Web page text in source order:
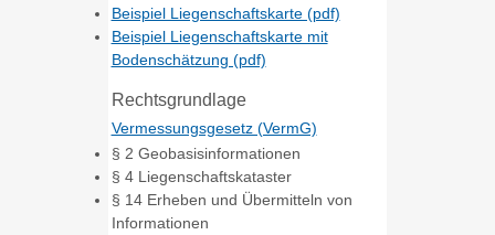
Beispiel Liegenschaftskarte (pdf)
Beispiel Liegenschaftskarte mit
Bodenschätzung (pdf)
Rechtsgrundlage
Vermessungsgesetz (VermG)
§ 2 Geobasisinformationen
§ 4 Liegenschaftskataster
§ 14 Erheben und Übermitteln von
Informationen